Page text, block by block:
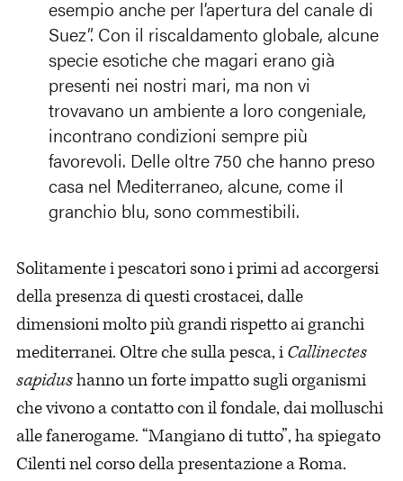
esempio anche per l’apertura del canale di
Suez”. Con il riscaldamento globale, alcune
specie esotiche che magari erano già
presenti nei nostri mari, ma non vi
trovavano un ambiente a loro congeniale,
incontrano condizioni sempre più
favorevoli. Delle oltre 750 che hanno preso
casa nel Mediterraneo, alcune, come il
granchio blu, sono commestibili.
Solitamente i pescatori sono i primi ad accorgersi
della presenza di questi crostacei, dalle
dimensioni molto più grandi rispetto ai granchi
mediterranei. Oltre che sulla pesca, iCallinectes
sapidushanno un forte impatto sugli organismi
che vivono a contatto con il fondale, dai molluschi
alle fanerogame. “Mangiano di tutto”, ha spiegato
Cilenti nel corso della presentazione a Roma.